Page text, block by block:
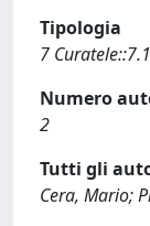
Tipologia
7
Numero
2
Tutti gli
Cera, Mario;